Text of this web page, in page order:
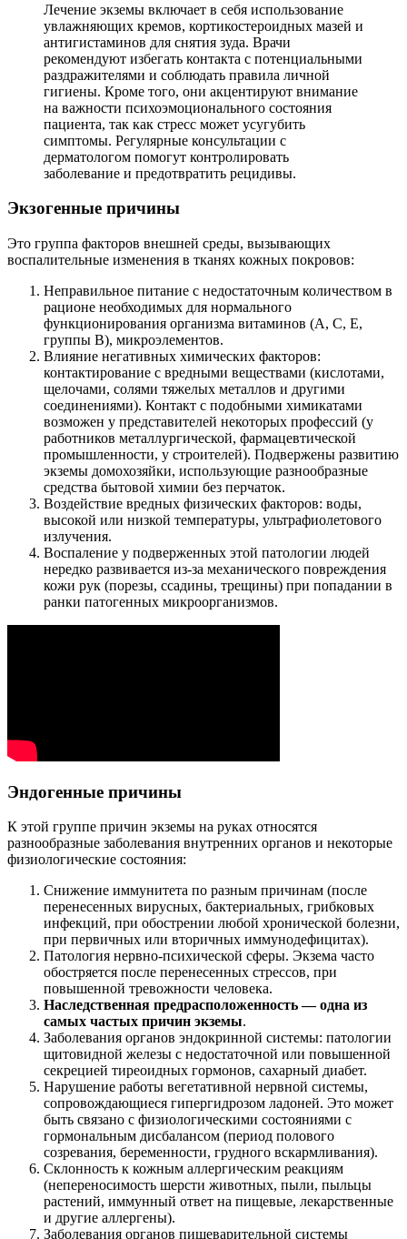
Лечение экземы включает в себя использование
увлажняющих кремов, кортикостероидных мазей и
антигистаминов для снятия зуда. Врачи
рекомендуют избегать контакта с потенциальными
раздражителями и соблюдать правила личной
гигиены. Кроме того, они акцентируют внимание
на важности психоэмоционального состояния
пациента, так как стресс может усугубить
симптомы. Регулярные консультации с
дерматологом помогут контролировать
заболевание и предотвратить рецидивы.
Экзогенные причины
Это группа факторов внешней среды, вызывающих
воспалительные изменения в тканях кожных покровов:
Неправильное питание с недостаточным количеством в
рационе необходимых для нормального
функционирования организма витаминов (А, С, Е,
группы В), микроэлементов.
Влияние негативных химических факторов:
контактирование с вредными веществами (кислотами,
щелочами, солями тяжелых металлов и другими
соединениями). Контакт с подобными химикатами
возможен у представителей некоторых профессий (у
работников металлургической, фармацевтической
промышленности, у строителей). Подвержены развитию
экземы домохозяйки, использующие разнообразные
средства бытовой химии без перчаток.
Воздействие вредных физических факторов: воды,
высокой или низкой температуры, ультрафиолетового
излучения.
Воспаление у подверженных этой патологии людей
нередко развивается из-за механического повреждения
кожи рук (порезы, ссадины, трещины) при попадании в
ранки патогенных микроорганизмов.
Эндогенные причины
К этой группе причин экземы на руках относятся
разнообразные заболевания внутренних органов и некоторые
физиологические состояния:
Снижение иммунитета по разным причинам (после
перенесенных вирусных, бактериальных, грибковых
инфекций, при обострении любой хронической болезни,
при первичных или вторичных иммунодефицитах).
Патология нервно-психической сферы. Экзема часто
обостряется после перенесенных стрессов, при
повышенной тревожности человека.
Наследственная предрасположенность — одна из
самых частых причин экземы.
Заболевания органов эндокринной системы: патологии
щитовидной железы с недостаточной или повышенной
секрецией тиреоидных гормонов, сахарный диабет.
Нарушение работы вегетативной нервной системы,
сопровождающиеся гипергидрозом ладоней. Это может
быть связано с физиологическими состояниями с
гормональным дисбалансом (период полового
созревания, беременности, грудного вскармливания).
Склонность к кожным аллергическим реакциям
(непереносимость шерсти животных, пыли, пыльцы
растений, иммунный ответ на пищевые, лекарственные
и другие аллергены).
Заболевания органов пищеварительной системы